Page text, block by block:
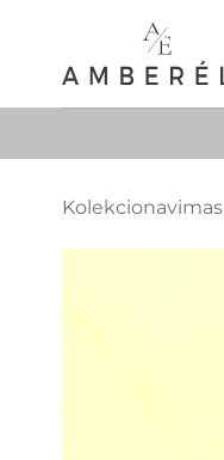
content
Kolekcionavimas